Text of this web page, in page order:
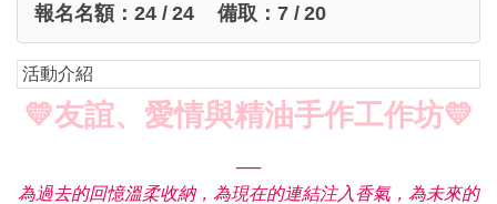
報名名額： 24 / 24 備取： 7 / 20
活動介紹
💛友誼、愛情與精油手作工作坊💛
──
為過去的回憶溫柔收納，為現在的連結注入香氣，為未來的